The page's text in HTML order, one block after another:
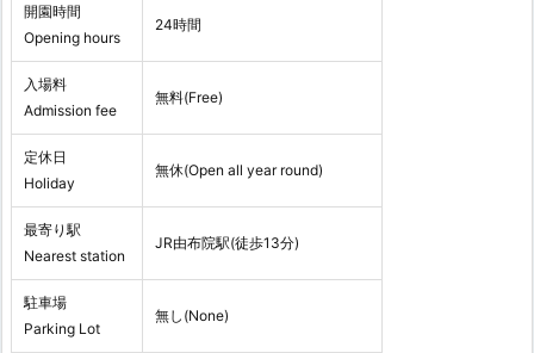
開園時間
Opening hours
24時間
入場料
Admission fee
無料(Free)
定休日
Holiday
無休(Open all year round)
最寄り駅
Nearest station
JR由布院駅(徒歩13分)
駐車場
Parking Lot
無し(None)